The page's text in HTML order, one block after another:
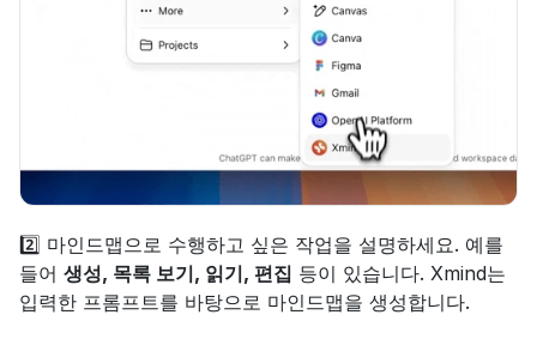
2️⃣ 마인드맵으로 수행하고 싶은 작업을 설명하세요. 예를
들어 생성, 목록 보기, 읽기, 편집 등이 있습니다. Xmind는
입력한 프롬프트를 바탕으로 마인드맵을 생성합니다.